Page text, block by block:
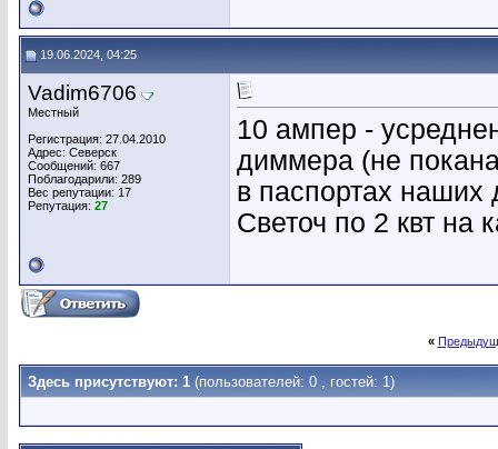
19.06.2024, 04:25
Vadim6706
Местный
Регистрация: 27.04.2010
Адрес: Северск
Сообщений: 667
Поблагодарили: 289
Вес репутации: 17
Репутация: 27
10 ампер -
диммера (не
в паспортах наших
Светоч по 2 квт на
«
Здесь присутствуют: 1 (пользователей: 0 , гостей: 1)